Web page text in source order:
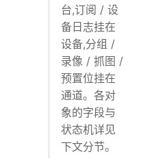
台,订阅 / 设
备日志挂在
设备,分组 /
录像 / 抓图 /
预置位挂在
通道。各对
象的字段与
状态机详见
下文分节。